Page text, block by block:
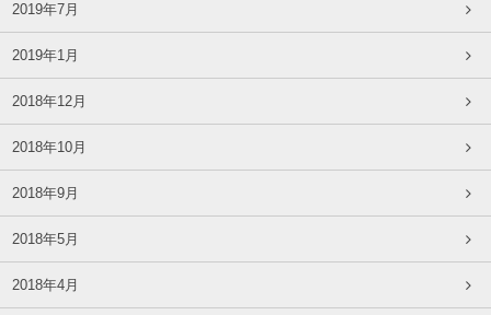
2019年7月
2019年1月
2018年12月
2018年10月
2018年9月
2018年5月
2018年4月